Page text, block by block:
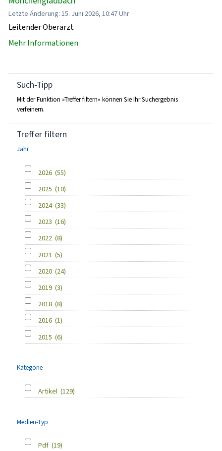
Letzte Änderung: 15. Juni 2026, 10:47 Uhr
Leitender Oberarzt
Mehr Informationen
Such-Tipp
Mit der Funktion »Treffer filtern« können Sie Ihr Suchergebnis
verfeinern.
Treffer filtern
Jahr
2026 (55)
2025 (10)
2024 (33)
2023 (16)
2022 (8)
2021 (5)
2020 (24)
2019 (3)
2018 (8)
2016 (1)
2015 (6)
Kategorie
Artikel (129)
Medien-Typ
Pdf (19)